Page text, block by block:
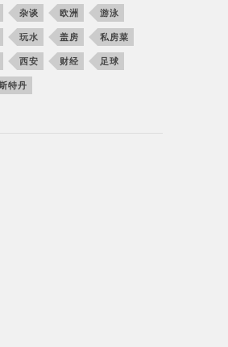
杂谈 欧洲 游泳
玩水 盖房 私房菜
西安 财经 足球
特丹